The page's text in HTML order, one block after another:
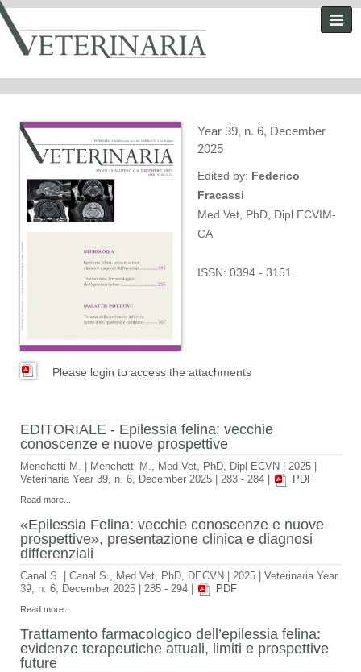
Year 39, n. 6, December
2025
Edited by: Federico
Fracassi
Med Vet, PhD, Dipl ECVIM-
CA
ISSN: 0394 - 3151
Please login to access the attachments
EDITORIALE - Epilessia felina: vecchie
conoscenze e nuove prospettive
Menchetti M. Menchetti M., Med Vet, PhD, Dipl ECVN 2025
Veterinaria Year 39, n. 6, December 2025
283 - 284 PDF
Read more...
«Epilessia Felina: vecchie conoscenze e nuove
prospettive», presentazione clinica e diagnosi
differenziali
Canal S. Canal S., Med Vet, PhD, DECVN 2025
Veterinaria Year
39, n. 6, December 2025
285 - 294 PDF
Read more...
Trattamento farmacologico dell’epilessia felina:
evidenze terapeutiche attuali, limiti e prospettive
future